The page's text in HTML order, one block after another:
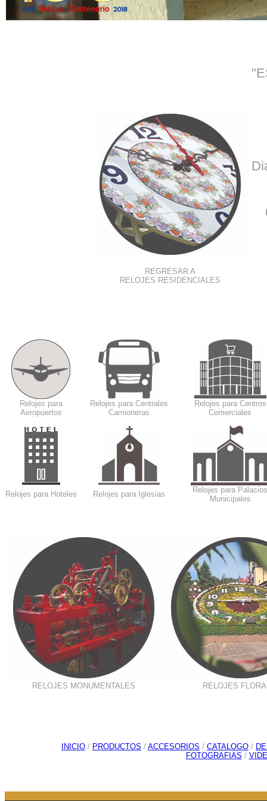
REGRESAR A
RELOJES RESIDENCIALES
Relojes para
Aeropuertos
Relojes para Centrales
Camioneras
Relojes para Centros
Comerciales
Relojes para Hoteles Relojes para Iglesias
Relojes para Palacios
Municipales
RELOJES MONUMENTALES RELOJES
INICIO / PRODUCTOS / ACCESORIOS / CATALOGO /
FOTOGRAFIAS /